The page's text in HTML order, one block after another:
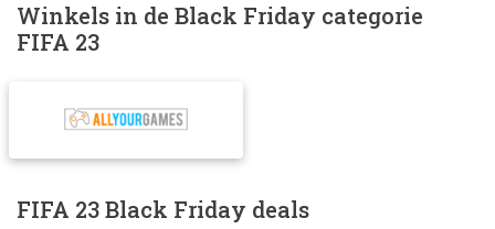
Winkels in de Black Friday categorie
FIFA 23
FIFA 23 Black Friday deals